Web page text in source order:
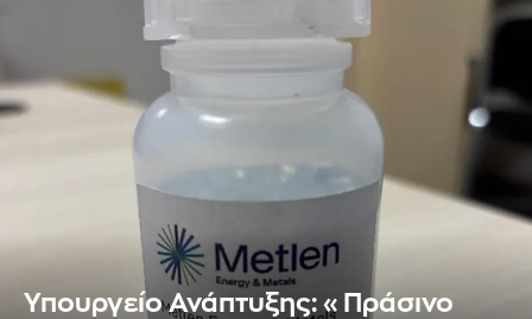
Υπουργείο Ανάπτυξης: «Πράσινο